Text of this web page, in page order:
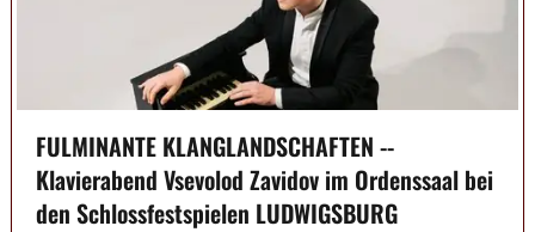
FULMINANTE KLANGLANDSCHAFTEN --
Klavierabend Vsevolod Zavidov im Ordenssaal bei
den Schlossfestspielen LUDWIGSBURG